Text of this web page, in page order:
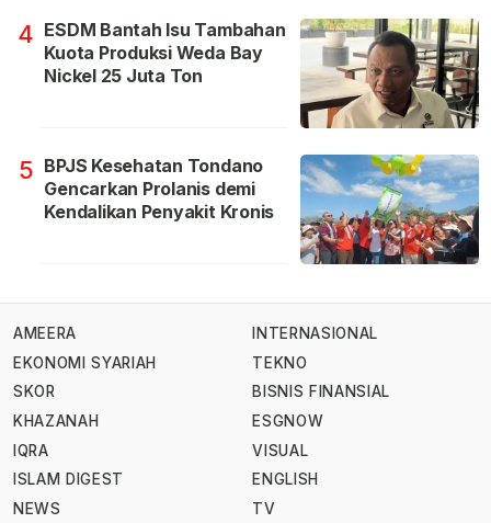
4 ESDM Bantah Isu Tambahan
Kuota Produksi Weda Bay
Nickel 25 Juta Ton
5 BPJS Kesehatan Tondano
Gencarkan Prolanis demi
Kendalikan Penyakit Kronis
AMEERA
EKONOMI SYARIAH
SKOR
KHAZANAH
IQRA
ISLAM DIGEST
NEWS
INTERNASIONAL
TEKNO
BISNIS FINANSIAL
ESGNOW
VISUAL
ENGLISH
TV